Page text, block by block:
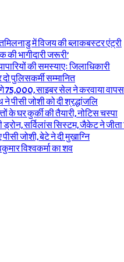
में विजय की ब्लाकबस्टर एंट्री
भागीदारी जरूरी’
की समस्याएः जिलाधिकारी
पुलिसकर्मी सम्मानित
75,000, साइबर सेल ने करवाया वापस
पीसी जोशी को दी श्रद्धांजलि
के घर कुर्की की तैयारी, नोटिस चस्पा
सर्विलांस सिस्टम, जैकेट ने जीता
जोशी, बेटे ने दी मुखाग्नि
विश्वकर्मा का शव